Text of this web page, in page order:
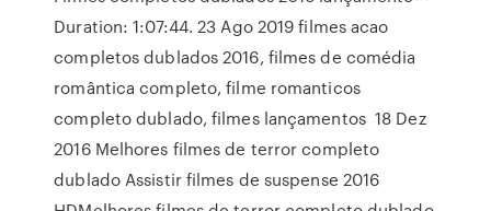
Duration: 1:07:44. 23 Ago 2019 filmes acao
completos dublados 2016, filmes de comédia
romântica completo, filme romanticos
completo dublado, filmes lançamentos 18 Dez
2016 Melhores filmes de terror completo
dublado Assistir filmes de suspense 2016